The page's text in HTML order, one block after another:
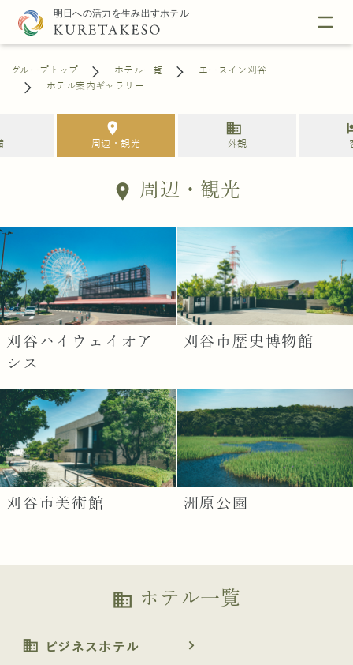
グループトップ ホテル一覧
エースイン刈谷
ホテル案内ギャラリー
location_on
周辺・観光
business
外観
location_on 周辺・観光
刈谷ハイウェイオア
シス
刈谷市歴史博物館
刈谷市美術館 洲原公園
business ホテル一覧
business ビジネスホテル navigate_next